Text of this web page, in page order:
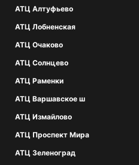
АТЦ Алтуфьево
АТЦ Лобненская
АТЦ Очаково
АТЦ Солнцево
АТЦ Раменки
АТЦ Варшавское ш
АТЦ Измайлово
АТЦ Проспект Мира
АТЦ Зеленоград